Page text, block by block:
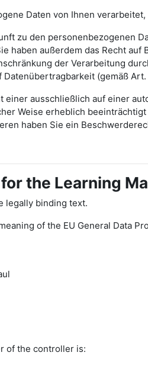
Daten von Ihnen
zu den personenbezogenen
haben außerdem das Recht
der Verarbeitung
Datenübertragbarkeit (gemäß Art.
einer ausschließlich auf einer
Weise erheblich
haben Sie ein
the Learning
legally binding text.
of the EU General Data
of the controller is: